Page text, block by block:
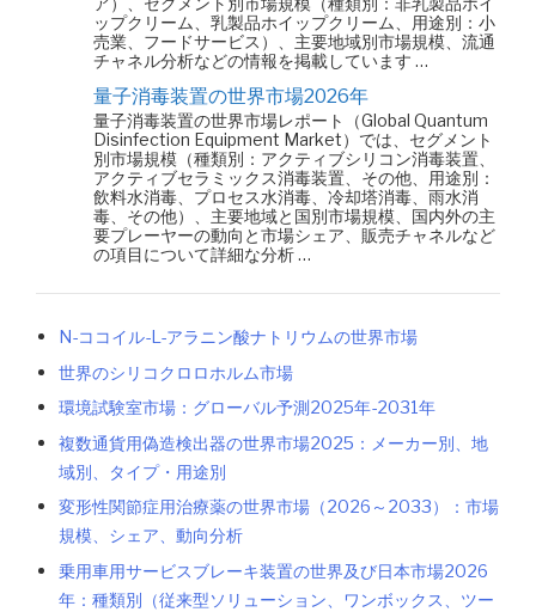
ップクリーム、乳製品ホイップクリーム、用途別：小
売業、フードサービス）、主要地域別市場規模、流通
チャネル分析などの情報を掲載しています …
量子消毒装置の世界市場2026年
量子消毒装置の世界市場レポート（Global Quantum
Disinfection Equipment Market）では、セグメント
別市場規模（種類別：アクティブシリコン消毒装置、
アクティブセラミックス消毒装置、その他、用途別：
飲料水消毒、プロセス水消毒、冷却塔消毒、雨水消
毒、その他）、主要地域と国別市場規模、国内外の主
要プレーヤーの動向と市場シェア、販売チャネルなど
の項目について詳細な分析 …
N-ココイル-L-アラニン酸ナトリウムの世界市場
世界のシリコクロロホルム市場
環境試験室市場：グローバル予測2025年-2031年
複数通貨用偽造検出器の世界市場2025：メーカー別、地
域別、タイプ・用途別
変形性関節症用治療薬の世界市場（2026～2033）：市場
規模、シェア、動向分析
乗用車用サービスブレーキ装置の世界及び日本市場2026
年：種類別（従来型ソリューション、ワンボックス、ツー